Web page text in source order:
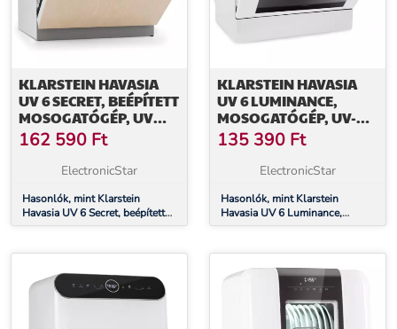
KLARSTEIN HAVASIA
UV 6 SECRET, BEÉPÍTETT
MOSOGATÓGÉP, UV
FÉNY, 6 PROGRAM
162 590 Ft
ElectronicStar
Hasonlók, mint Klarstein
Havasia UV 6 Secret, beépített
mosogatógép, UV fény, 6
KLARSTEIN HAVASIA
UV 6 LUMINANCE,
MOSOGATÓGÉP, UV-
FÉNY, 1380 W,
ÜVEGFRONT,
SZABADONÁLLÓ
135 390 Ft
ElectronicStar
Hasonlók, mint Klarstein
Havasia UV 6 Luminance,
mosogatógép, UV-fény, 1380